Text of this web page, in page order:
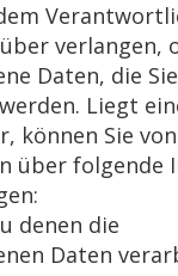
verlangen,
Daten, die
Liegt
können Sie
über folgende
denen die
Daten